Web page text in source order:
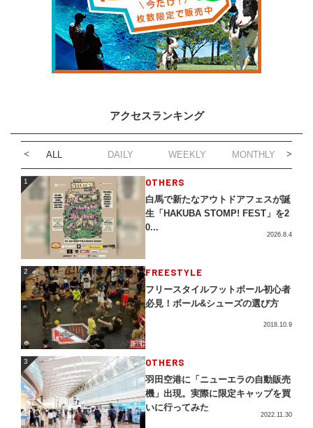
アクセスランキング
ALL DAILY WEEKLY MONTHLY
1 OTHERS
白馬で新たなアウトドアフェスが誕
生「HAKUBA STOMP! FEST」を2
0...
2026.8.4
2 FREESTYLE
フリースタイルフットボール初心者
必見！ボール&シューズの選び方
2018.10.9
3 OTHERS
羽田空港に「ニューエラの自動販売
機」出現。実際に限定キャップを買
いに行ってみた
2022.11.30